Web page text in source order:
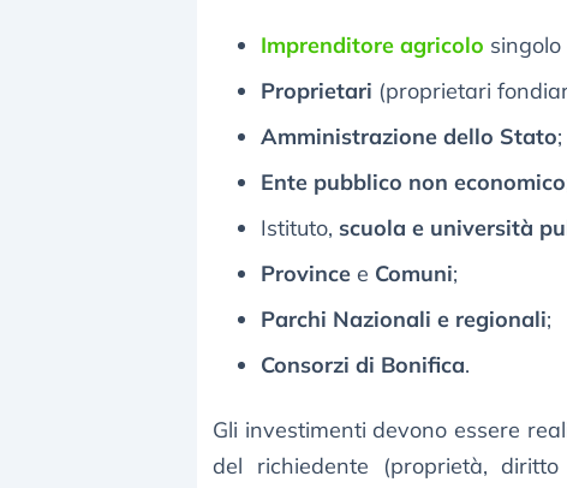
Imprenditore agricolo singolo
Proprietari (proprietari
Amministrazione dello Stato;
Ente pubblico non economico
Istituto, scuola e università
Province e Comuni;
Parchi Nazionali e regionali;
Consorzi di Bonifica.
Gli investimenti devono essere
del richiedente (proprietà,